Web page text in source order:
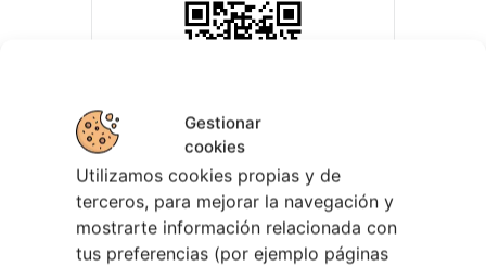
Gestionar
cookies
Utilizamos cookies propias y de
terceros, para mejorar la navegación y
mostrarte información relacionada con
tus preferencias (por ejemplo páginas